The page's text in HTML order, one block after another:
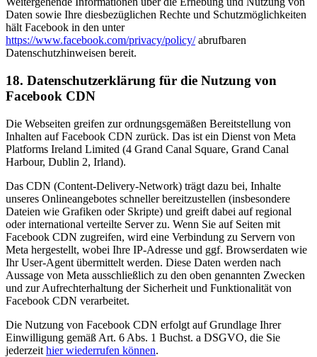
Daten sowie Ihre diesbezüglichen Rechte und Schutzmöglichkeiten
hält Facebook in den unter
https://www.facebook.com/privacy/policy/abrufbaren
Datenschutzhinweisen bereit.
18. Datenschutzerklärung für die Nutzung von
Facebook CDN
Die Webseiten greifen zur ordnungsgemäßen Bereitstellung von
Inhalten auf Facebook CDN zurück. Das ist ein Dienst von Meta
Platforms Ireland Limited (4 Grand Canal Square, Grand Canal
Harbour, Dublin 2, Irland).
Das CDN (Content-Delivery-Network) trägt dazu bei, Inhalte
unseres Onlineangebotes schneller bereitzustellen (insbesondere
Dateien wie Grafiken oder Skripte) und greift dabei auf regional
oder international verteilte Server zu. Wenn Sie auf Seiten mit
Facebook CDN zugreifen, wird eine Verbindung zu Servern von
Meta hergestellt, wobei Ihre IP-Adresse und ggf. Browserdaten wie
Ihr User-Agent übermittelt werden. Diese Daten werden nach
Aussage von Meta ausschließlich zu den oben genannten Zwecken
und zur Aufrechterhaltung der Sicherheit und Funktionalität von
Facebook CDN verarbeitet.
Die Nutzung von Facebook CDN erfolgt auf Grundlage Ihrer
Einwilligung gemäß Art. 6 Abs. 1 Buchst. a DSGVO, die Sie
jederzeit hier wiederrufen können.